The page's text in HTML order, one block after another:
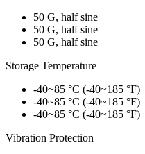
50 G, half sine
50 G, half sine
50 G, half sine
Storage Temperature
-40~85 °C (-40~185 °F)
-40~85 °C (-40~185 °F)
-40~85 °C (-40~185 °F)
Vibration Protection